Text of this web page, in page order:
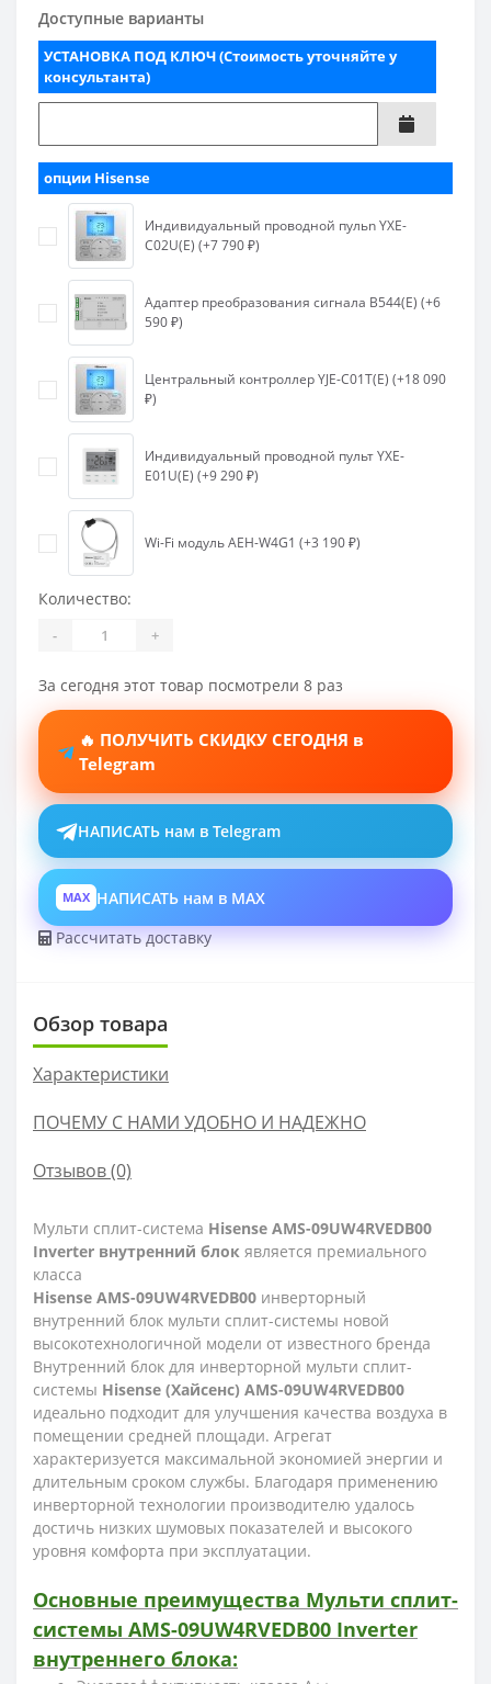
Доступные варианты
УСТАНОВКА ПОД КЛЮЧ (Стоимость уточняйте у
консультанта)
опции Hisense
Индивидуальный проводной пульn YXE-
C02U(E) (+7 790 ₽)
Адаптер преобразования сигнала B544(E) (+6
590 ₽)
Центральный контроллер YJE-C01T(E) (+18 090
₽)
Индивидуальный проводной пульт YXE-
E01U(E) (+9 290 ₽)
Wi-Fi модуль AEH-W4G1 (+3 190 ₽)
Количество:
- +
За сегодня этот товар посмотрели 8 раз
🔥 ПОЛУЧИТЬ СКИДКУ СЕГОДНЯ в
Telegram
НАПИСАТЬ нам в Telegram
MAX НАПИСАТЬ нам в MAX
Рассчитать доставку
Обзор товара
Характеристики
ПОЧЕМУ С НАМИ УДОБНО И НАДЕЖНО
Отзывов (0)
Мульти сплит-система Hisense AMS-09UW4RVEDB00
Inverter внутренний блок является премиального
класса
Hisense AMS-09UW4RVEDB00 инверторный
внутренний блок мульти сплит-системы новой
высокотехнологичной модели от известного бренда
Внутренний блок для инверторной мульти сплит-
системы Hisense (Хайсенс) AMS-09UW4RVEDB00
идеально подходит для улучшения качества воздуха в
помещении средней площади. Агрегат
характеризуется максимальной экономией энергии и
длительным сроком службы. Благодаря применению
инверторной технологии производителю удалось
достичь низких шумовых показателей и высокого
уровня комфорта при эксплуатации.
Основные преимущества Мульти сплит-
системы AMS-09UW4RVEDB00 Inverter
внутреннего блока: